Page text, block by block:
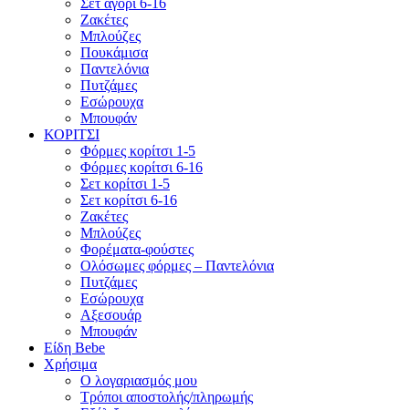
Σετ αγόρι 6-16
Ζακέτες
Μπλούζες
Πουκάμισα
Παντελόνια
Πυτζάμες
Εσώρουχα
Μπουφάν
ΚΟΡΙΤΣΙ
Φόρμες κορίτσι 1-5
Φόρμες κορίτσι 6-16
Σετ κορίτσι 1-5
Σετ κορίτσι 6-16
Ζακέτες
Μπλούζες
Φορέματα-φούστες
Ολόσωμες φόρμες – Παντελόνια
Πυτζάμες
Εσώρουχα
Αξεσουάρ
Μπουφάν
Είδη Bebe
Χρήσιμα
Ο λογαριασμός μου
Τρόποι αποστολής/πληρωμής